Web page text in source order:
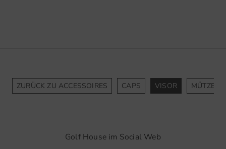
ZURÜCK ZU ACCESSOIRES CAPS VISOR MÜTZEN
Golf House im Social Web